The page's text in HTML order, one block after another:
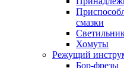
смазки
Хомуты
Режущий
Бор-фрезы